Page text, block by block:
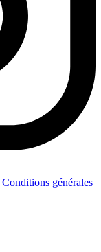
Conditions générales